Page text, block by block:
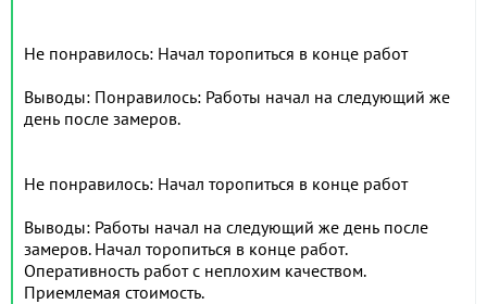
Не понравилось: Начал торопиться в конце работ
Выводы: Понравилось: Работы начал на следующий же
день после замеров.
Не понравилось: Начал торопиться в конце работ
Выводы: Работы начал на следующий же день после
замеров. Начал торопиться в конце работ.
Оперативность работ с неплохим качеством.
Приемлемая стоимость.